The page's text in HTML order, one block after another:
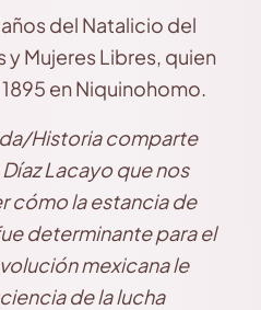
del Natalicio del
Mujeres Libres, quien
en Niquinohomo.
Historia comparte
Lacayo que nos
cómo la estancia de
determinante para el
mexicana le
de la lucha